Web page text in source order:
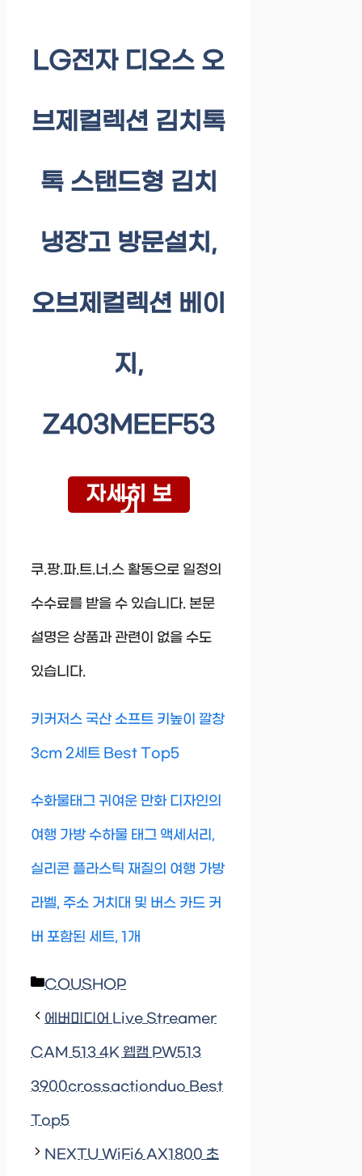
LG전자 디오스 오
브제컬렉션 김치톡
톡 스탠드형 김치
냉장고 방문설치,
오브제컬렉션 베이
지,
Z403MEEF53
자세히 보
기
쿠.팡.파.트.너.스 활동으로 일정의
수수료를 받을 수 있습니다. 본문
설명은 상품과 관련이 없을 수도
있습니다.
키커저스 국산 소프트 키높이 깔창
3cm 2세트 Best Top5
수화물태그 귀여운 만화 디자인의
여행 가방 수하물 태그 액세서리,
실리콘 플라스틱 재질의 여행 가방
라벨, 주소 거치대 및 버스 카드 커
버 포함된 세트, 1개
Categories
COUSHOP
에버미디어 Live Streamer
CAM 513 4K 웹캠 PW513
3900crossactionduo Best
Top5
NEXTU WiFi6 AX1800 초